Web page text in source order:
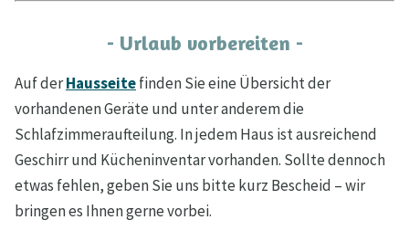
- Urlaub vorbereiten -
Auf derHausseitefinden Sie eine Übersicht der
vorhandenen Geräte und unter anderem die
Schlafzimmeraufteilung. In jedem Haus ist ausreichend
Geschirr und Kücheninventar vorhanden. Sollte dennoch
etwas fehlen, geben Sie uns bitte kurz Bescheid – wir
bringen es Ihnen gerne vorbei.